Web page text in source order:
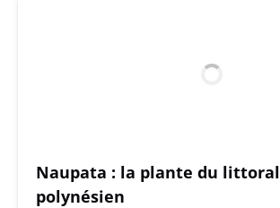
Naupata : la plante du littoral
polynésien